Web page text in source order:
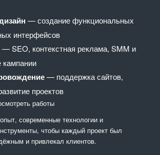
— создание функциональных
интерфейсов
— SEO, контекстная реклама, SMM и
кампании
— поддержка сайтов,
проектов
работы
современные технологии и
чтобы каждый проект был
и привлекал клиентов.